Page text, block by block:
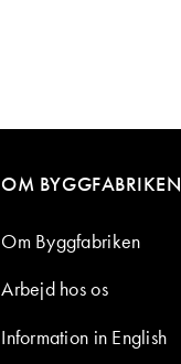
OM BYGGFABRIKEN
Om Byggfabriken
Arbejd hos os
Information in English